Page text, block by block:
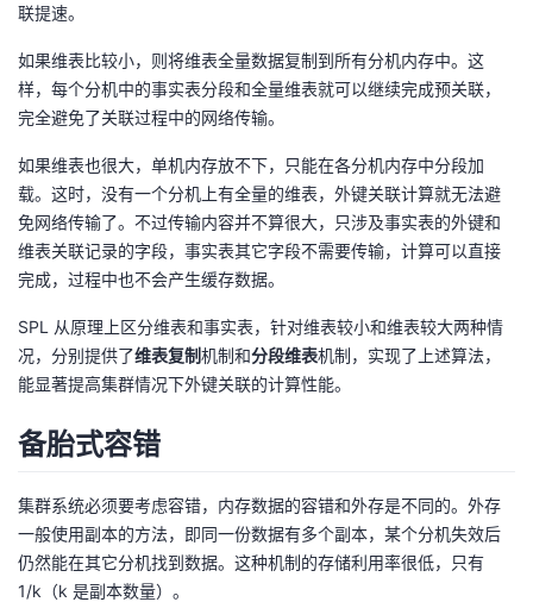
联提速。
如果维表比较小，则将维表全量数据复制到所有分机内存中。这
样，每个分机中的事实表分段和全量维表就可以继续完成预关联，
完全避免了关联过程中的网络传输。
如果维表也很大，单机内存放不下，只能在各分机内存中分段加
载。这时，没有一个分机上有全量的维表，外键关联计算就无法避
免网络传输了。不过传输内容并不算很大，只涉及事实表的外键和
维表关联记录的字段，事实表其它字段不需要传输，计算可以直接
完成，过程中也不会产生缓存数据。
SPL 从原理上区分维表和事实表，针对维表较小和维表较大两种情
况，分别提供了维表复制机制和分段维表机制，实现了上述算法，
能显著提高集群情况下外键关联的计算性能。
备胎式容错
集群系统必须要考虑容错，内存数据的容错和外存是不同的。外存
一般使用副本的方法，即同一份数据有多个副本，某个分机失效后
仍然能在其它分机找到数据。这种机制的存储利用率很低，只有
1/k（k 是副本数量）。